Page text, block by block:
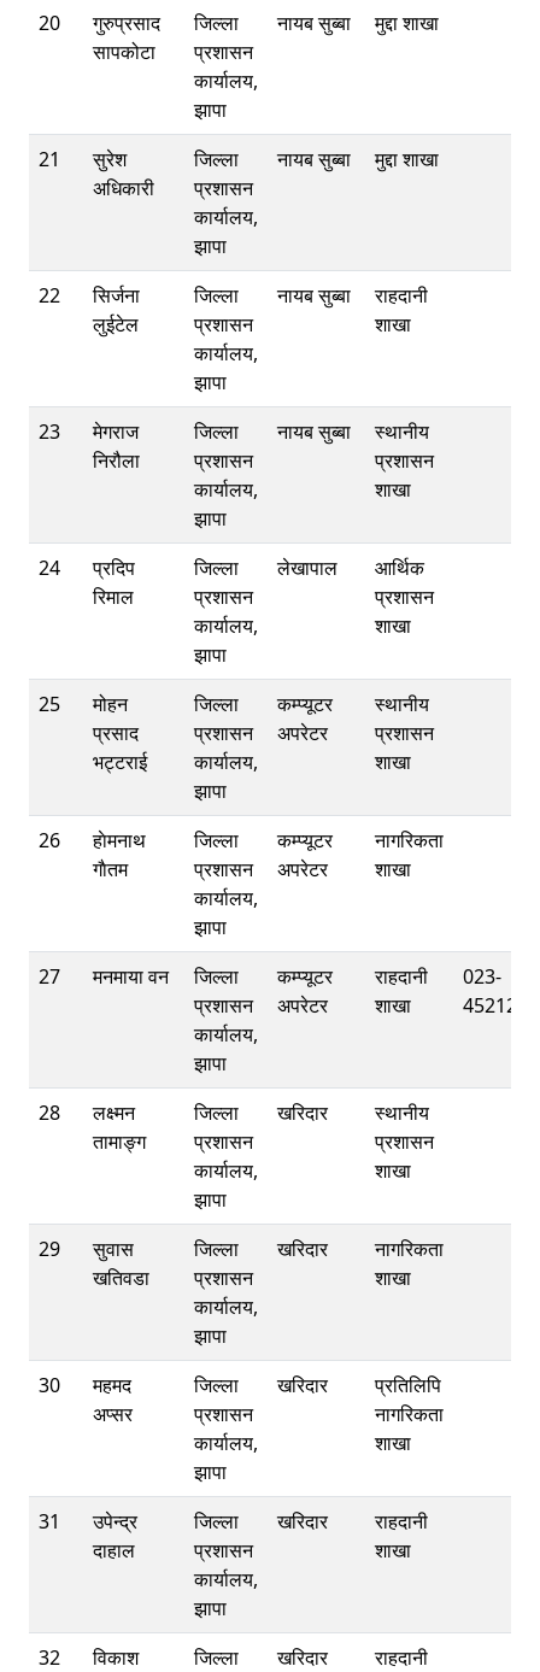
20
गुरुप्रसाद
सापकोटा
जिल्ला
प्रशासन
कार्यालय,
झापा
नायब सुब्बा मुद्दा शाखा
21
सुरेश
अधिकारी
जिल्ला
प्रशासन
कार्यालय,
झापा
नायब सुब्बा मुद्दा शाखा
22
सिर्जना
लुईटेल
जिल्ला
प्रशासन
कार्यालय,
झापा
नायब सुब्बा
राहदानी
शाखा
23
मेगराज
निरौला
जिल्ला
प्रशासन
कार्यालय,
झापा
नायब सुब्बा
स्थानीय
प्रशासन
शाखा
24
प्रदिप
रिमाल
जिल्ला
प्रशासन
कार्यालय,
झापा
लेखापाल
आर्थिक
प्रशासन
शाखा
25
मोहन
प्रसाद
भट्टराई
जिल्ला
प्रशासन
कार्यालय,
झापा
कम्प्यूटर
अपरेटर
स्थानीय
प्रशासन
शाखा
26
हाेमनाथ
गाैतम
जिल्ला
प्रशासन
कार्यालय,
झापा
कम्प्यूटर
अपरेटर
नागरिकता
शाखा
27 मनमाया वन
जिल्ला
प्रशासन
कार्यालय,
झापा
कम्प्यूटर
अपरेटर
राहदानी
शाखा
023-
452125
28
लक्ष्मन
तामाङ्ग
जिल्ला
प्रशासन
कार्यालय,
झापा
खरिदार
स्थानीय
प्रशासन
शाखा
29
सुवास
खतिवडा
जिल्ला
प्रशासन
कार्यालय,
झापा
खरिदार
नागरिकता
शाखा
30
महमद
अप्सर
जिल्ला
प्रशासन
कार्यालय,
झापा
खरिदार
प्रतिलिपि
नागरिकता
शाखा
31
उपेन्द्र
दाहाल
जिल्ला
प्रशासन
कार्यालय,
झापा
खरिदार
राहदानी
शाखा
32
विकाश
जिल्ला
खरिदार
राहदानी